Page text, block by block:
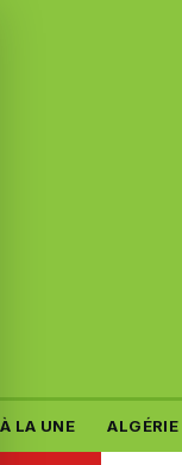
À LA UNE ALGÉRIE